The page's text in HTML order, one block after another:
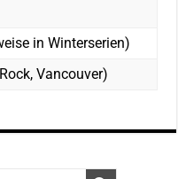
in Winterserien)
Vancouver)